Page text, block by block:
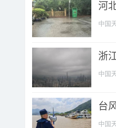
河
中国
浙
中国
台
中国